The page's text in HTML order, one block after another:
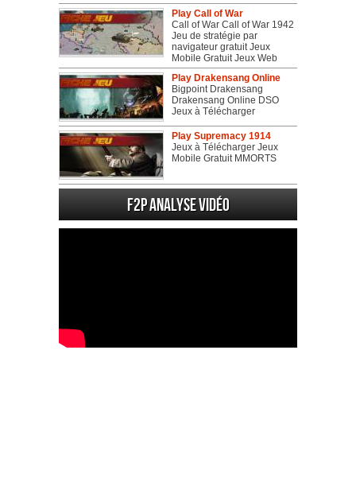
Play Call of War
Call of War Call of War 1942
Jeu de stratégie par
navigateur gratuit Jeux
Mobile Gratuit Jeux Web
Play Drakensang Online
Bigpoint Drakensang
Drakensang Online DSO
Jeux à Télécharger
Play Supremacy 1914
Jeux à Télécharger Jeux
Mobile Gratuit MMORTS
F2P Analyse vidéo